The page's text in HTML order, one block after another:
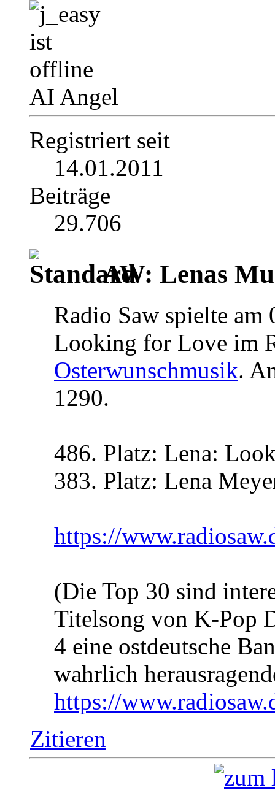
AI Angel
Registriert seit
14.01.2011
Beiträge
29.706
AW: Lenas
Radio Saw spielte am
Looking for Love im
Osterwunschmusik.
1290.
486. Platz: Lena:
383. Platz: Lena
https://
(Die Top 30 sind
Titelsong von K-Pop
4 eine ostdeutsche
wahrlich
https://
Zitieren